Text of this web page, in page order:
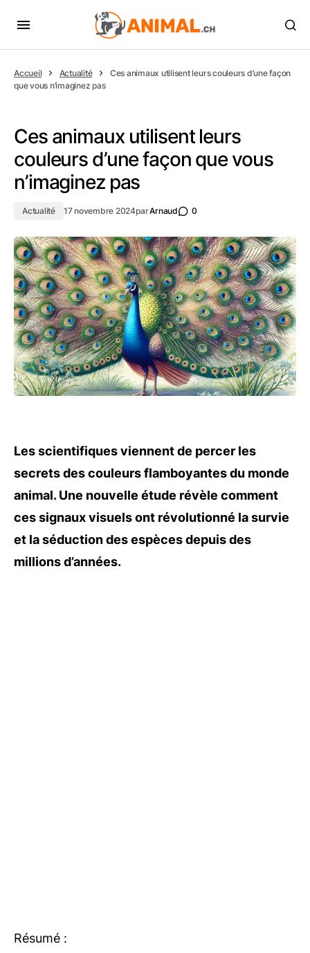
Accueil Actualité
Ces animaux utilisent leurs couleurs d’une façon
que vous n’imaginez pas
Ces animaux utilisent leurs
couleurs d’une façon que vous
n’imaginez pas
Actualité 17 novembre 2024parArnaud 0
Les scientifiques viennent de percer les
secrets des couleurs flamboyantes du monde
animal. Une nouvelle étude révèle comment
ces signaux visuels ont révolutionné la survie
et la séduction des espèces depuis des
millions d’années.
Résumé :